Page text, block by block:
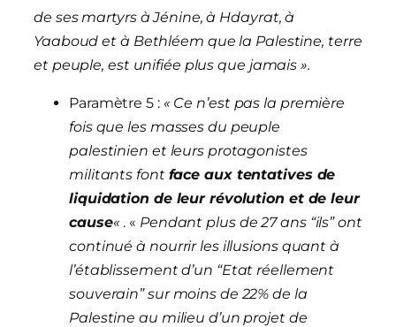
de ses martyrs à Jénine, à Hdayrat, à
Yaaboud et à Bethléem que la Palestine, terre
et peuple, est unifiée plus que jamais ».
Paramètre 5 :« Ce n’est pas la première
fois que les masses du peuple
palestinien et leurs protagonistes
militants font face aux tentatives de
liquidation de leur révolution et de leur
cause« . « Pendant plus de 27 ans “ils” ont
continué à nourrir les illusions quant à
l’établissement d’un “Etat réellement
souverain” sur moins de 22% de la
Palestine au milieu d’un projet de